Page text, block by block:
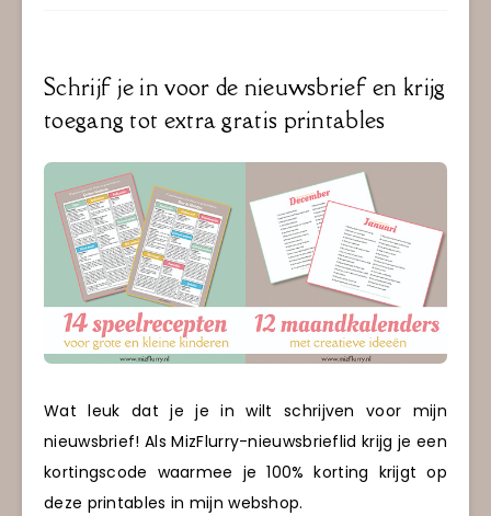
Schrijf je in voor de nieuwsbrief en krijg
toegang tot extra gratis printables
Wat leuk dat je je in wilt schrijven voor mijn
nieuwsbrief! Als MizFlurry-nieuwsbrieflid krijg je een
kortingscode waarmee je 100% korting krijgt op
deze printables in mijn webshop.